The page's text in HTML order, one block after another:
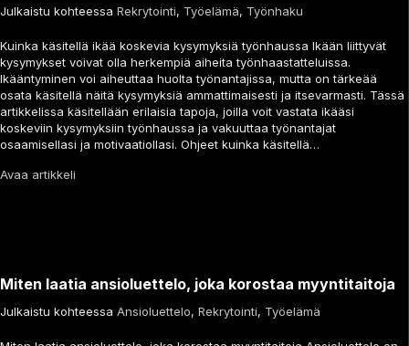
Julkaistu kohteessa Rekrytointi, Työelämä, Työnhaku
Kuinka käsitellä ikää koskevia kysymyksiä työnhaussa Ikään liittyvät
kysymykset voivat olla herkempiä aiheita työnhaastatteluissa.
Ikääntyminen voi aiheuttaa huolta työnantajissa, mutta on tärkeää
osata käsitellä näitä kysymyksiä ammattimaisesti ja itsevarmasti. Tässä
artikkelissa käsitellään erilaisia tapoja, joilla voit vastata ikääsi
koskeviin kysymyksiin työnhaussa ja vakuuttaa työnantajat
osaamisellasi ja motivaatiollasi. Ohjeet kuinka käsitellä…
Avaa artikkeli
Miten laatia ansioluettelo, joka korostaa myyntitaitoja
Julkaistu kohteessa Ansioluettelo, Rekrytointi, Työelämä